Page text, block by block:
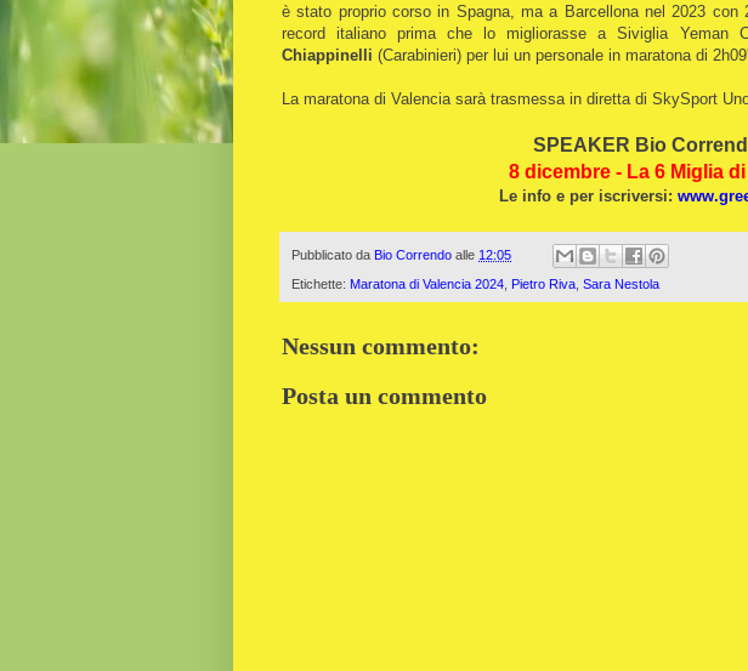
è stato proprio corso in Spagna, ma a Barcellona nel 2023 con
record italiano prima che lo migliorasse a Siviglia Yeman
Chiappinelli (Carabinieri) per lui un personale in maratona di
La maratona di Valencia sarà trasmessa in diretta di SkySport
SPEAKER Bio
8 dicembre - La 6 Miglia
Le info e per iscriversi:
Pubblicato da Bio Correndo alle 12:05
Etichette: Maratona di Valencia 2024 Pietro Riva Sara Nestola
Nessun commento:
Posta un commento